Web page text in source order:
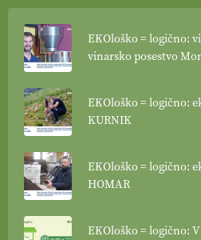
EKOloško = logično:
vinarsko posestvo
EKOloško = logično:
KURNIK
EKOloško = logično:
HOMAR
EKOloško = logično: VLOG